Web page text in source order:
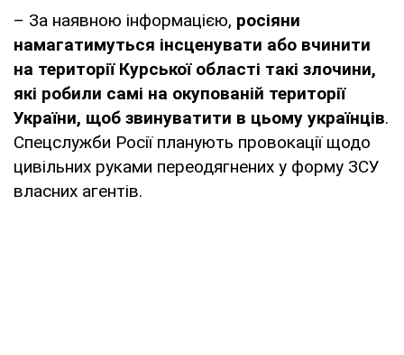
– За наявною інформацією, росіяни
намагатимуться інсценувати або вчинити
на території Курської області такі злочини,
які робили самі на окупованій території
України, щоб звинуватити в цьому українців.
Спецслужби Росії планують провокації щодо
цивільних руками переодягнених у форму ЗСУ
власних агентів.